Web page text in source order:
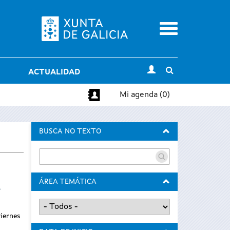
Menu
ACTUALIDAD
search
Mi agenda (0)
BUSCA NO TEXTO
ÁREA TEMÁTICA